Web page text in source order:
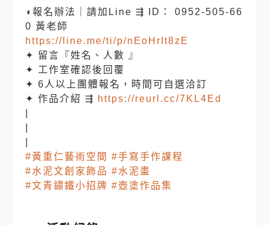
◖報名辦法｜請加Line ⇶ ID： 0952-505-66
0 黃老師
https://line.me/ti/p/nEoHrIt8zE
✦ 留言『姓名、人數 』
✦ 工作室確認後回覆
✦ 6人以上團體報名，時間可自選洽訂
✦ 作品介紹 ⇶ https://reurl.cc/7KL4Ed
#黃重仁藝術空間
#手寫手作課程
#水泥文創家飾品 #水泥畫
#文青鏽鐵小招牌 #壺塗作品集